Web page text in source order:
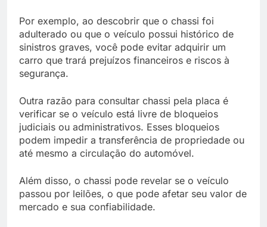
Por exemplo, ao descobrir que o chassi foi
adulterado ou que o veículo possui histórico de
sinistros graves, você pode evitar adquirir um
carro que trará prejuízos financeiros e riscos à
segurança.
Outra razão para consultar chassi pela placa é
verificar se o veículo está livre de bloqueios
judiciais ou administrativos. Esses bloqueios
podem impedir a transferência de propriedade ou
até mesmo a circulação do automóvel.
Além disso, o chassi pode revelar se o veículo
passou por leilões, o que pode afetar seu valor de
mercado e sua confiabilidade.